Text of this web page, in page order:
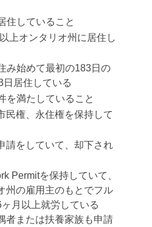
住していること
上オンタリオ州に居住し
み始めて最初の183日の
日居住している
を満たしていること
民権、永住権を保持して
請をしていて、却下され
Permitを保持していて、
州の雇用主のもとでフル
月以上就労している
者または扶養家族も申請